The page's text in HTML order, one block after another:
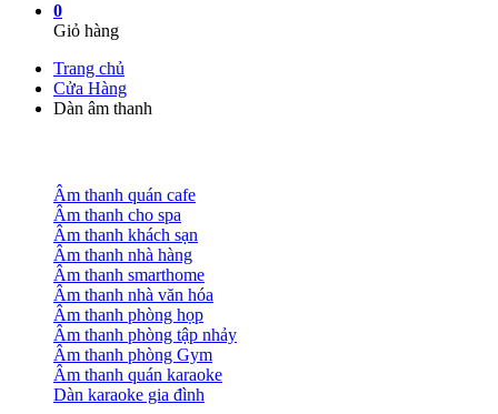
0
Giỏ hàng
Trang chủ
Cửa Hàng
Dàn âm thanh
Âm thanh quán cafe
Âm thanh cho spa
Âm thanh khách sạn
Âm thanh nhà hàng
Âm thanh smarthome
Âm thanh nhà văn hóa
Âm thanh phòng họp
Âm thanh phòng tập nhảy
Âm thanh phòng Gym
Âm thanh quán karaoke
Dàn karaoke gia đình